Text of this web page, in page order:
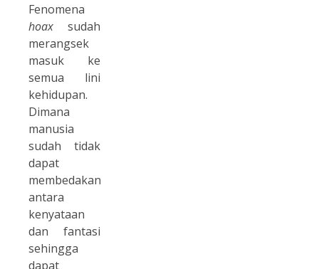
Fenomena
hoax sudah
merangsek
masuk ke
semua lini
kehidupan.
Dimana
manusia
sudah tidak
dapat
membedakan
antara
kenyataan
dan fantasi
sehingga
dapat